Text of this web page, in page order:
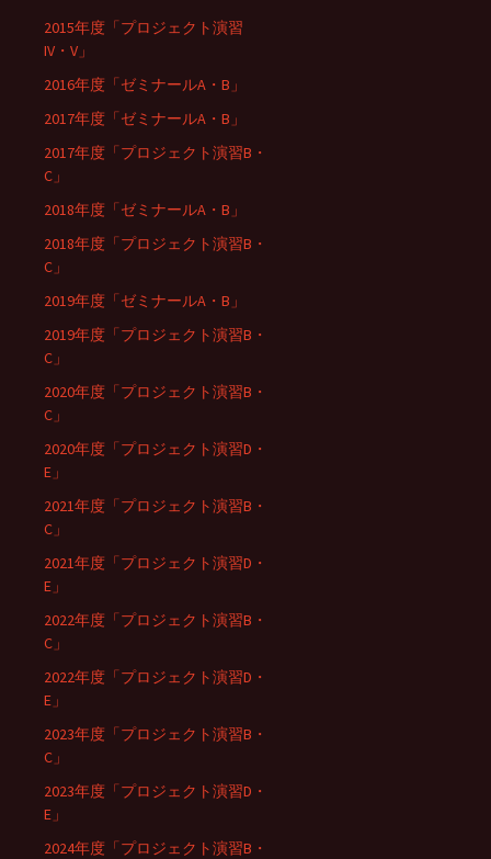
2015年度「プロジェクト演習
IV・V」
2016年度「ゼミナールA・B」
2017年度「ゼミナールA・B」
2017年度「プロジェクト演習B・
C」
2018年度「ゼミナールA・B」
2018年度「プロジェクト演習B・
C」
2019年度「ゼミナールA・B」
2019年度「プロジェクト演習B・
C」
2020年度「プロジェクト演習B・
C」
2020年度「プロジェクト演習D・
E」
2021年度「プロジェクト演習B・
C」
2021年度「プロジェクト演習D・
E」
2022年度「プロジェクト演習B・
C」
2022年度「プロジェクト演習D・
E」
2023年度「プロジェクト演習B・
C」
2023年度「プロジェクト演習D・
E」
2024年度「プロジェクト演習B・